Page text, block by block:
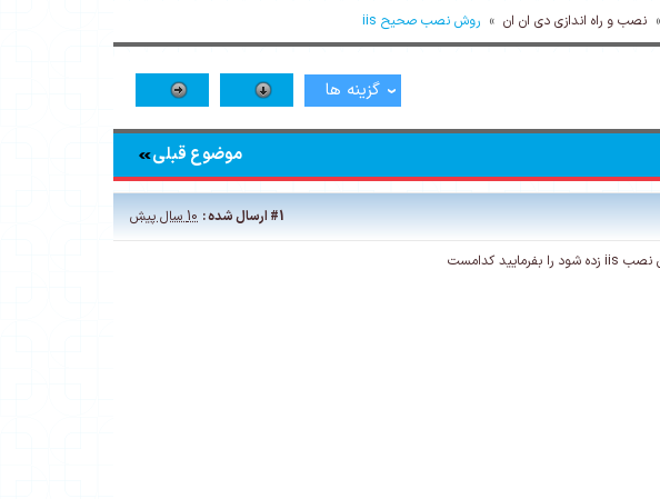
» نصب و راه اندازی دی ان ان » روش نصب صحیح iis
گزینه ها
موضوع قبلی
#1ارسال شده : 10 سال پیش